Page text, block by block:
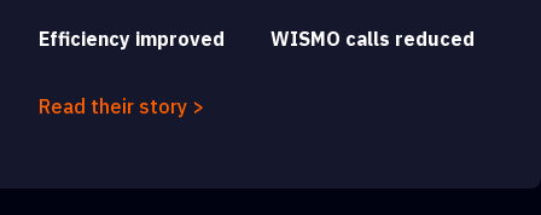
Efficiency improved WISMO calls reduced
Read their story >